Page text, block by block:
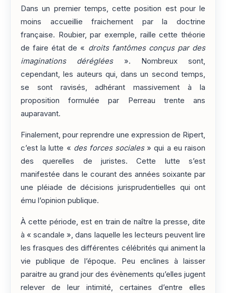
Dans un premier temps, cette position est pour le
moins accueillie fraichement par la doctrine
française. Roubier, par exemple, raille cette théorie
de faire état de « droits fantômes conçus par des
imaginations déréglées». Nombreux sont,
cependant, les auteurs qui, dans un second temps,
se sont ravisés, adhérant massivement à la
proposition formulée par Perreau trente ans
auparavant.
Finalement, pour reprendre une expression de Ripert,
c’est la lutte « des forces sociales» qui a eu raison
des querelles de juristes. Cette lutte s’est
manifestée dans le courant des années soixante par
une pléiade de décisions jurisprudentielles qui ont
ému l’opinion publique.
À cette période, est en train de naître la presse, dite
à « scandale », dans laquelle les lecteurs peuvent lire
les frasques des différentes célébrités qui animent la
vie publique de l’époque. Peu enclines à laisser
paraitre au grand jour des évènements qu’elles jugent
relever de leur intimité, certaines d’entre elles